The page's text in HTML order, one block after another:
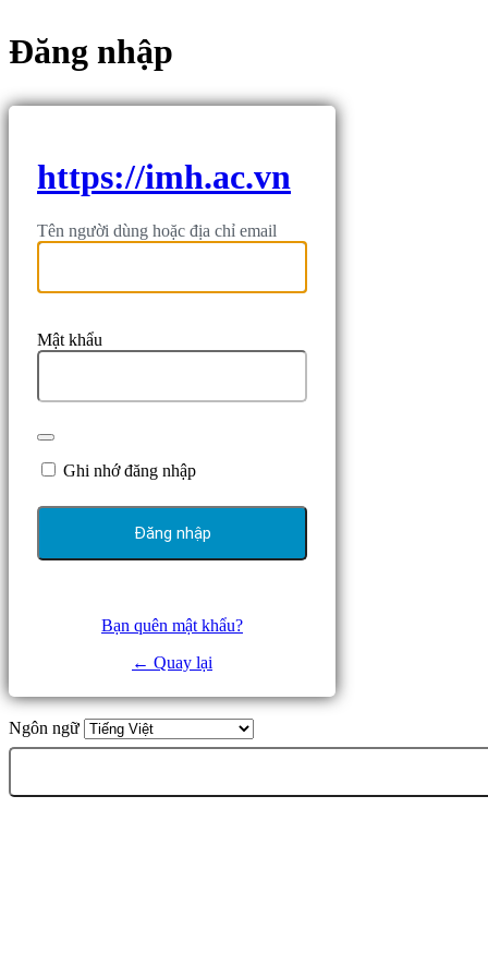
Đăng nhập
https://imh.ac.vn
Tên người dùng hoặc địa chỉ email
Mật khẩu
Ghi nhớ đăng nhập
Bạn quên mật khẩu?
← Quay lại
Ngôn ngữ